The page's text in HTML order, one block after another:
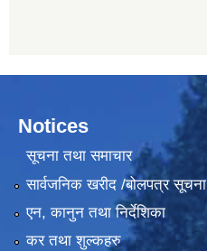
Notices
सूचना तथा समाचार
सार्वजनिक खरीद /बोलपत्र सूचना
एन, कानुन तथा निर्देशिका
कर तथा शुल्कहरु